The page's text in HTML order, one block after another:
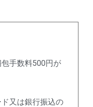
手数料500円が
又は銀行振込の